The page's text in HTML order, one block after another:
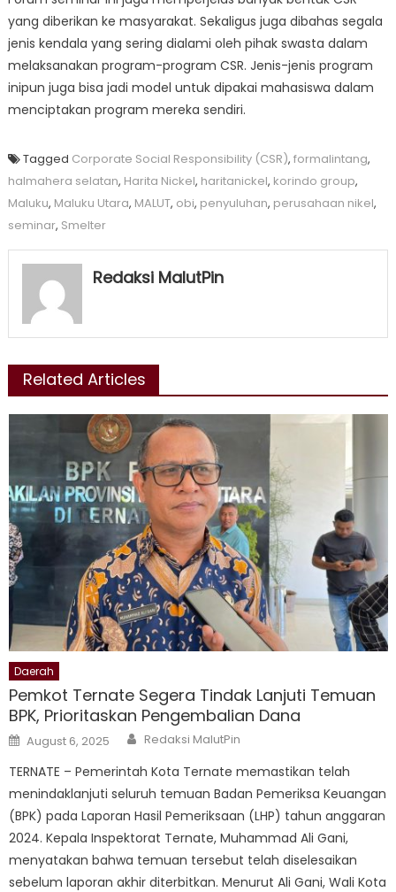
yang diberikan ke masyarakat. Sekaligus juga dibahas segala
jenis kendala yang sering dialami oleh pihak swasta dalam
melaksanakan program-program CSR. Jenis-jenis program
inipun juga bisa jadi model untuk dipakai mahasiswa dalam
menciptakan program mereka sendiri.
Tagged Corporate Social Responsibility (CSR), formalintang,
halmahera selatan, Harita Nickel, haritanickel, korindo group,
Maluku, Maluku Utara, MALUT, obi, penyuluhan, perusahaan nikel,
seminar, Smelter
Redaksi MalutPin
Related Articles
Daerah
Pemkot Ternate Segera Tindak Lanjuti Temuan
BPK, Prioritaskan Pengembalian Dana
Posted
on
August 6, 2025 Author
Redaksi MalutPin
TERNATE – Pemerintah Kota Ternate memastikan telah
menindaklanjuti seluruh temuan Badan Pemeriksa Keuangan
(BPK) pada Laporan Hasil Pemeriksaan (LHP) tahun anggaran
2024. Kepala Inspektorat Ternate, Muhammad Ali Gani,
menyatakan bahwa temuan tersebut telah diselesaikan
sebelum laporan akhir diterbitkan. Menurut Ali Gani, Wali Kota